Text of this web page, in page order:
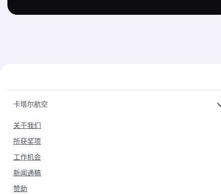
卡塔尔航空
关于我们
所获奖项
工作机会
新闻通稿
赞助